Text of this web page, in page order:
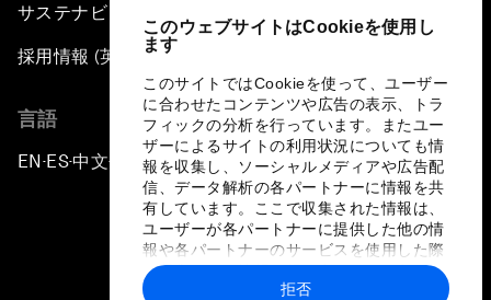
このウェブサイトはCookieを使用し
ます
このサイトではCookieを使って、ユーザー
に合わせたコンテンツや広告の表示、トラ
フィックの分析を行っています。またユー
ザーによるサイトの利用状況についても情
報を収集し、ソーシャルメディアや広告配
信、データ解析の各パートナーに情報を共
有しています。ここで収集された情報は、
ユーザーが各パートナーに提供した他の情
報や各パートナーのサービスを使用した際
に収集された情報と組み合わされ、各パー
トナーによって使用されることがありま
拒否
サステナビリティへの取り組み
採用情報 (英語のみ)
言語
EN ▪ES▪中文▪ 日本語